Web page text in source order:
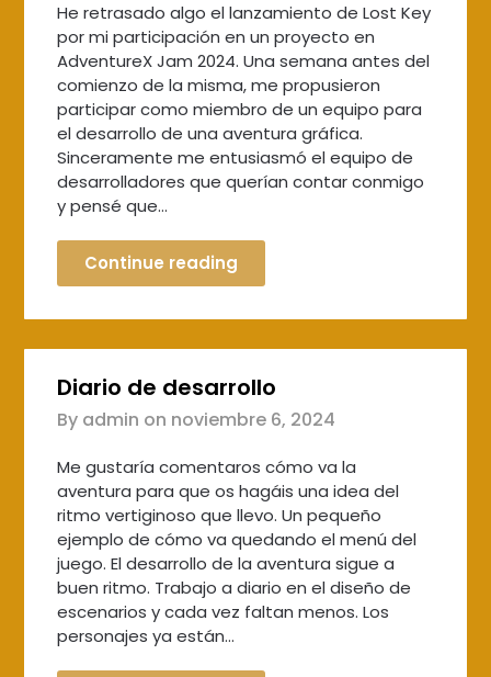
He retrasado algo el lanzamiento de Lost Key
por mi participación en un proyecto en
AdventureX Jam 2024. Una semana antes del
comienzo de la misma, me propusieron
participar como miembro de un equipo para
el desarrollo de una aventura gráfica.
Sinceramente me entusiasmó el equipo de
desarrolladores que querían contar conmigo
y pensé que…
Continue reading
Diario de desarrollo
By admin on noviembre 6, 2024
Me gustaría comentaros cómo va la
aventura para que os hagáis una idea del
ritmo vertiginoso que llevo. Un pequeño
ejemplo de cómo va quedando el menú del
juego. El desarrollo de la aventura sigue a
buen ritmo. Trabajo a diario en el diseño de
escenarios y cada vez faltan menos. Los
personajes ya están…